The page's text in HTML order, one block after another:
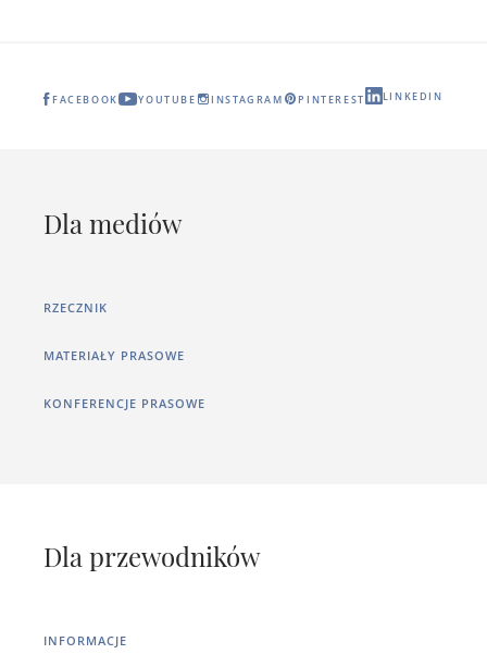
FACEBOOK YOUTUBE INSTAGRAM PINTEREST LINKEDIN
Dla mediów
RZECZNIK
MATERIAŁY PRASOWE
KONFERENCJE PRASOWE
Dla przewodników
INFORMACJE